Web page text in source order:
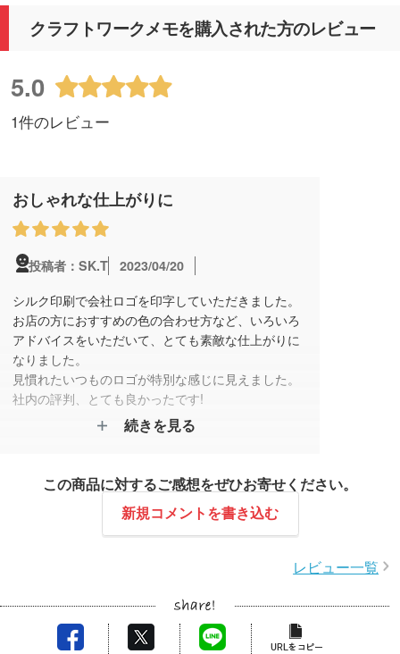
クラフトワークメモを購入された方のレビュー
5.0
1件のレビュー
おしゃれな仕上がりに
投稿者：SK.T
2023/04/20
シルク印刷で会社ロゴを印字していただきました。
お店の方におすすめの色の合わせ方など、いろいろ
アドバイスをいただいて、とても素敵な仕上がりに
なりました。
見慣れたいつものロゴが特別な感じに見えました。
社内の評判、とても良かったです!
続きを見る
この商品に対するご感想をぜひお寄せください。
新規コメントを書き込む
レビュー一覧